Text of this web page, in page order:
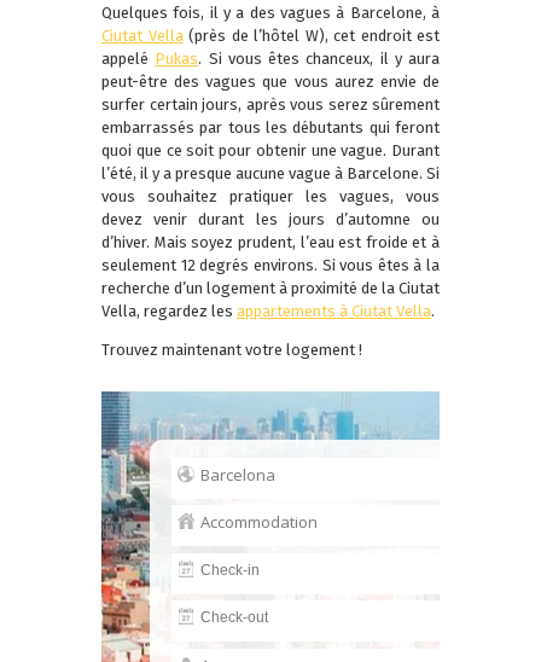
Quelques fois, il y a des vagues à Barcelone, à
Ciutat Vella(près de l’hôtel W), cet endroit est
appelé Pukas. Si vous êtes chanceux, il y aura
peut-être des vagues que vous aurez envie de
surfer certain jours, après vous serez sûrement
embarrassés par tous les débutants qui feront
quoi que ce soit pour obtenir une vague. Durant
l’été, il y a presque aucune vague à Barcelone. Si
vous souhaitez pratiquer les vagues, vous
devez venir durant les jours d’automne ou
d’hiver. Mais soyez prudent, l’eau est froide et à
seulement 12 degrés environs. Si vous êtes à la
recherche d’un logement à proximité de la Ciutat
Vella, regardez les appartements à Ciutat Vella.
Trouvez maintenant votre logement !